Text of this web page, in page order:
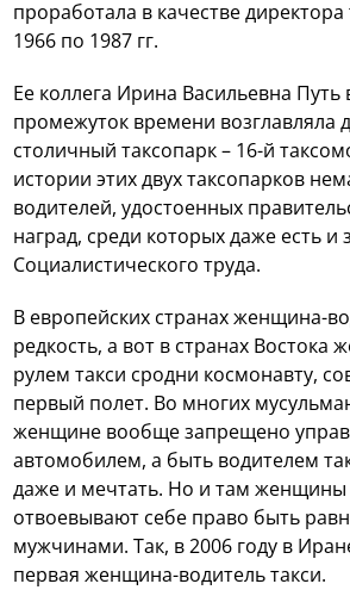
проработала в качестве директора
1966 по 1987 гг.
Ее коллега Ирина Васильевна Путь
промежуток времени возглавляла
столичный таксопарк – 16-й
истории этих двух таксопарков
водителей, удостоенных
наград, среди которых даже есть и
Социалистического труда.
В европейских странах женщина-
редкость, а вот в странах Востока
рулем такси сродни космонавту,
первый полет. Во многих
женщине вообще запрещено
автомобилем, а быть водителем
даже и мечтать. Но и там женщины
отвоевывают себе право быть
мужчинами. Так, в 2006 году в
первая женщина-водитель такси.